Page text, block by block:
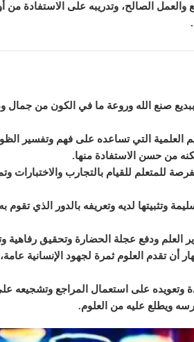
والعمل الصالح، وتدريبه على الاستفادة من
ببديع صنع الله وروعة ما في الكون من جمال
العلمية التي تساعده على فهم وتفسير
من حسن الاستفادة منها.
للمتعلم للقيام بالتجارب والاختبارات
وتثبيتها لديه وتعريفه بالدور الذي
العلم ودفع عجلة الحضارة وتحقيق رفاهية
أن تقدم العلوم ثمرة لجهود الإنسانية
وتعويده على استعمال المراجع وتشجيعه على
ويطلع عليه من العلوم.